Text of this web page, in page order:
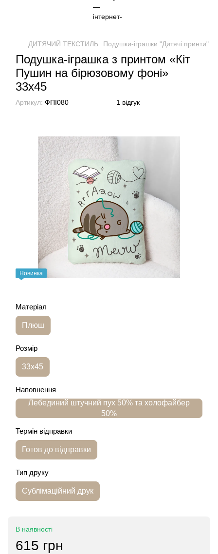
ДИТЯЧИЙ ТЕКСТИЛЬ Подушки-іграшки "Дитячі принти"
Подушка-іграшка з принтом «Кіт
Пушин на бірюзовому фоні»
33х45
Артикул: ФПІ080 1 відгук
Новинка
Матеріал
Плюш
Розмір
33х45
Наповнення
Лебединий штучний пух 50% та холофайбер
50%
Термін відправки
Готов до відправки
Тип друку
Сублімаційний друк
В наявності
615 грн